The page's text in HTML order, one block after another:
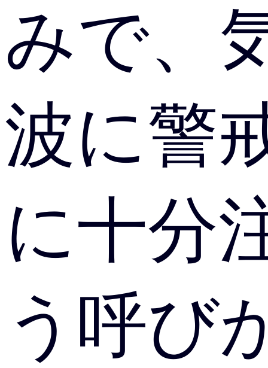
みで、
波に警
に十分
う呼び